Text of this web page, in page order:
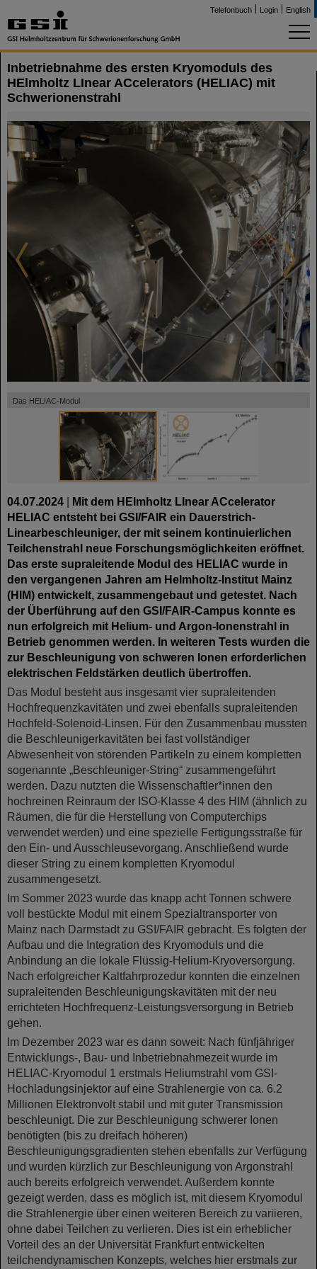
Telefonbuch Login English
Inbetriebnahme des ersten Kryomoduls des
HElmholtz LInear ACcelerators (HELIAC) mit
Schwerionenstrahl
Das HELIAC-Modul
04.07.2024 | Mit dem HElmholtz LInear ACcelerator
HELIAC entsteht bei GSI/FAIR ein Dauerstrich-
Linearbeschleuniger, der mit seinem kontinuierlichen
Teilchenstrahl neue Forschungsmöglichkeiten eröffnet.
Das erste supraleitende Modul des HELIAC wurde in
den vergangenen Jahren am Helmholtz-Institut Mainz
(HIM) entwickelt, zusammengebaut und getestet. Nach
der Überführung auf den GSI/FAIR-Campus konnte es
nun erfolgreich mit Helium- und Argon-Ionenstrahl in
Betrieb genommen werden. In weiteren Tests wurden die
zur Beschleunigung von schweren Ionen erforderlichen
elektrischen Feldstärken deutlich übertroffen.
Das Modul besteht aus insgesamt vier supraleitenden
Hochfrequenzkavitäten und zwei ebenfalls supraleitenden
Hochfeld-Solenoid-Linsen. Für den Zusammenbau mussten
die Beschleunigerkavitäten bei fast vollständiger
Abwesenheit von störenden Partikeln zu einem kompletten
sogenannte „Beschleuniger-String“ zusammengeführt
werden. Dazu nutzten die Wissenschaftler*innen den
hochreinen Reinraum der ISO-Klasse 4 des HIM (ähnlich zu
Räumen, die für die Herstellung von Computerchips
verwendet werden) und eine spezielle Fertigungsstraße für
den Ein- und Ausschleusevorgang. Anschließend wurde
dieser String zu einem kompletten Kryomodul
zusammengesetzt.
Im Sommer 2023 wurde das knapp acht Tonnen schwere
voll bestückte Modul mit einem Spezialtransporter von
Mainz nach Darmstadt zu GSI/FAIR gebracht. Es folgten der
Aufbau und die Integration des Kryomoduls und die
Anbindung an die lokale Flüssig-Helium-Kryoversorgung.
Nach erfolgreicher Kaltfahrprozedur konnten die einzelnen
supraleitenden Beschleunigungskavitäten mit der neu
errichteten Hochfrequenz-Leistungsversorgung in Betrieb
gehen.
Im Dezember 2023 war es dann soweit: Nach fünfjähriger
Entwicklungs-, Bau- und Inbetriebnahmezeit wurde im
HELIAC-Kryomodul 1 erstmals Heliumstrahl vom GSI-
Hochladungsinjektor auf eine Strahlenergie von ca. 6.2
Millionen Elektronvolt stabil und mit guter Transmission
beschleunigt. Die zur Beschleunigung schwerer Ionen
benötigten (bis zu dreifach höheren)
Beschleunigungsgradienten stehen ebenfalls zur Verfügung
und wurden kürzlich zur Beschleunigung von Argonstrahl
auch bereits erfolgreich verwendet. Außerdem konnte
gezeigt werden, dass es möglich ist, mit diesem Kryomodul
die Strahlenergie über einen weiteren Bereich zu variieren,
ohne dabei Teilchen zu verlieren. Dies ist ein erheblicher
Vorteil des an der Universität Frankfurt entwickelten
teilchendynamischen Konzepts, welches hier erstmals zur